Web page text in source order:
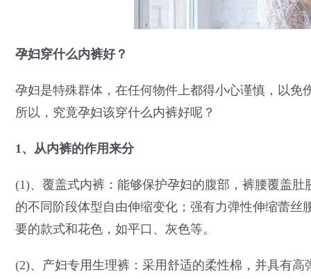
孕妇穿什么内裤好？
孕妇是特殊群体，在任何物件上都得小心谨慎，以
所以，究竟孕妇该穿什么内裤好呢？
1、从内裤的作用来分
(1)、覆盖式内裤：能够保护孕妇的腹部，裤腰覆盖
的不同阶段体型自由伸缩变化；强有力弹性伸缩蕾
要的款式和花色，如平口、灰色等。
(2)、产妇专用生理裤：采用舒适的柔性棉，并具有